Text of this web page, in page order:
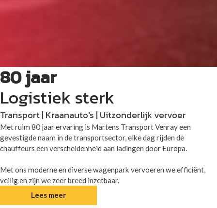
80 jaar
Logistiek sterk
Transport | Kraanauto's | Uitzonderlijk vervoer
Met ruim 80 jaar ervaring is Martens Transport Venray een
gevestigde naam in de transportsector, elke dag rijden de
chauffeurs een verscheidenheid aan ladingen door Europa.
Met ons moderne en diverse wagenpark vervoeren we efficiënt,
veilig en zijn we zeer breed inzetbaar.
Lees meer